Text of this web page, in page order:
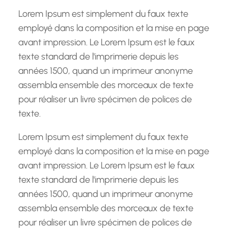
hLorem Ipsum est simplement du faux texte
employé dans la composition et la mise en page
avant impression. Le Lorem Ipsum est le faux
texte standard de l'imprimerie depuis les
années 1500, quand un imprimeur anonyme
assembla ensemble des morceaux de texte
pour réaliser un livre spécimen de polices de
texte.
Lorem Ipsum est simplement du faux texte
employé dans la composition et la mise en page
avant impression. Le Lorem Ipsum est le faux
texte standard de l'imprimerie depuis les
années 1500, quand un imprimeur anonyme
assembla ensemble des morceaux de texte
pour réaliser un livre spécimen de polices de